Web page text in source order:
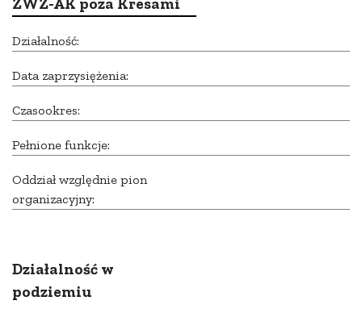
ZWZ-AK poza Kresami
Działalność:
Data zaprzysiężenia:
Czasookres:
Pełnione funkcje:
Oddział względnie pion
organizacyjny:
Działalność w
podziemiu